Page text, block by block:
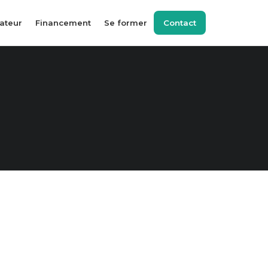
Financement Se former Contact